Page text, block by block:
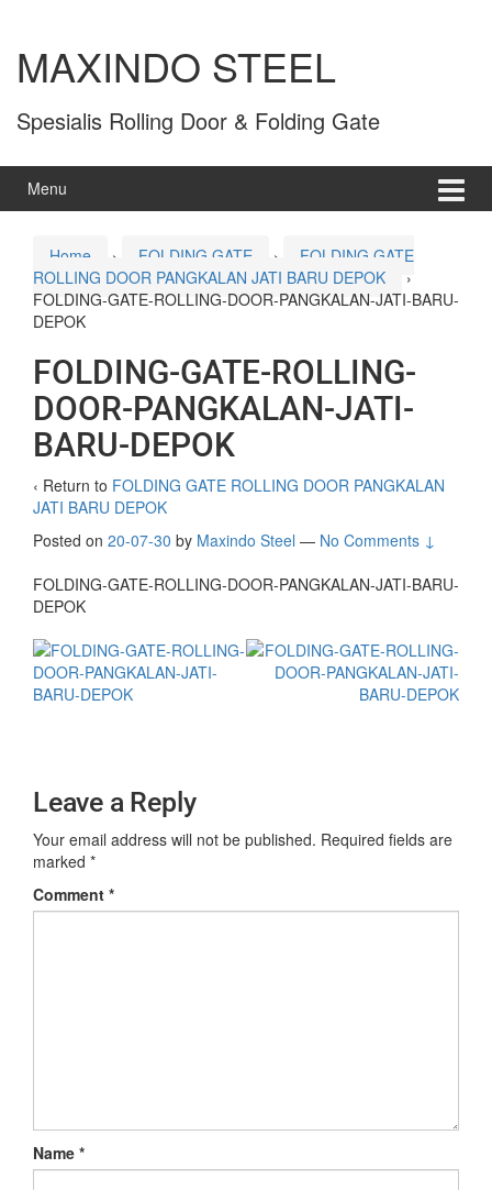
MAXINDO STEEL
Spesialis Rolling Door & Folding Gate
Menu
Home › FOLDING GATE ›
FOLDING GATE
ROLLING DOOR PANGKALAN JATI BARU DEPOK
›
FOLDING-GATE-ROLLING-DOOR-PANGKALAN-JATI-BARU-
DEPOK
FOLDING-GATE-ROLLING-
DOOR-PANGKALAN-JATI-
BARU-DEPOK
‹ Return to FOLDING GATE ROLLING DOOR PANGKALAN
JATI BARU DEPOK
Posted on 20-07-30 by Maxindo Steel — No Comments ↓
FOLDING-GATE-ROLLING-DOOR-PANGKALAN-JATI-BARU-
DEPOK
Leave a Reply
Your email address will not be published. Required fields are
marked *
Comment *
Name *